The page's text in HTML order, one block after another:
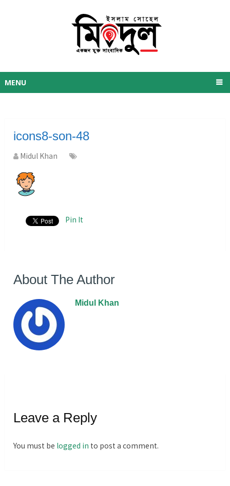
MENU
icons8-son-48
Midul Khan
Pin It
About The Author
Midul Khan
Leave a Reply
You must be logged in to post a comment.